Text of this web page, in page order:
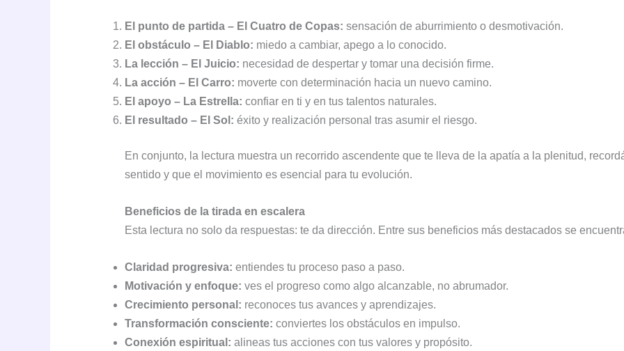
El punto de partida – El Cuatro de Copas: sensación de aburrimiento o desmotivación.
El obstáculo – El Diablo: miedo a cambiar, apego a lo conocido.
La lección – El Juicio: necesidad de despertar y tomar una decisión firme.
La acción – El Carro: moverte con determinación hacia un nuevo camino.
El apoyo – La Estrella: confiar en ti y en tus talentos naturales.
El resultado – El Sol: éxito y realización personal tras asumir el riesgo.
En conjunto, la lectura muestra un recorrido ascendente que te lleva de la apatía a la plenitud,
sentido y que el movimiento es esencial para tu evolución.
Beneficios de la tirada en escalera
Esta lectura no solo da respuestas: te da dirección. Entre sus beneficios más destacados se
Claridad progresiva: entiendes tu proceso paso a paso.
Motivación y enfoque: ves el progreso como algo alcanzable, no abrumador.
Crecimiento personal: reconoces tus avances y aprendizajes.
Transformación consciente: conviertes los obstáculos en impulso.
Conexión espiritual: alineas tus acciones con tus valores y propósito.